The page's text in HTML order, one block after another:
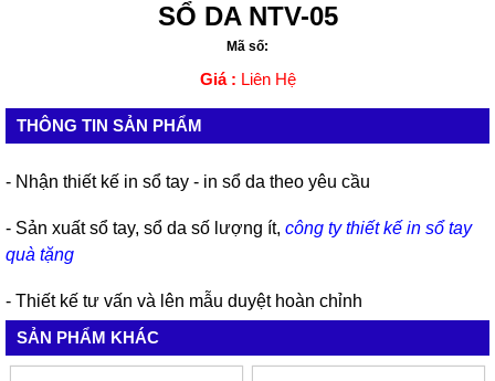
SỔ DA NTV-05
Mã số:
Giá : Liên Hệ
THÔNG TIN SẢN PHẨM
- Nhận thiết kế in sổ tay - in sổ da theo yêu cầu
- Sản xuất sổ tay, sổ da số lượng ít, công ty thiết kế in sổ tay
quà tặng
- Thiết kế tư vấn và lên mẫu duyệt hoàn chỉnh
SẢN PHẨM KHÁC